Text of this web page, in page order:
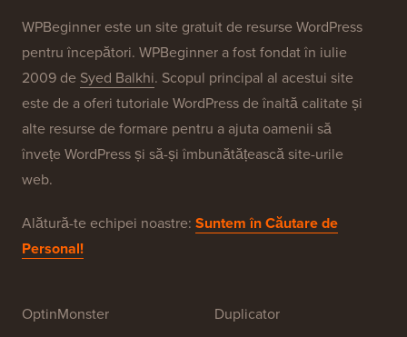
Brandurile Noastre
Despre WPBeginner®
WPBeginner este un site gratuit de resurse WordPress
2009 deSyed Balkhi. Scopul principal al acestui site
este de a oferi tutoriale WordPress de înaltă calitate și
web.